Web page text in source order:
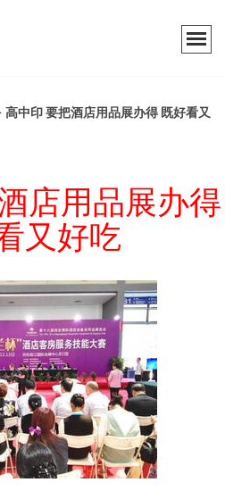
高中印 要把酒店用品展办得 既好看又
店用品展办得
又好吃